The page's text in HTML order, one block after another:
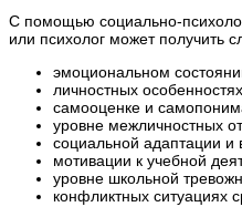
С помощью социально-
или психолог может
эмоциональном
личностных
самооценке и
уровне межличностных
социальной адаптации и
мотивации к учебной
уровне школьной
конфликтных ситуациях